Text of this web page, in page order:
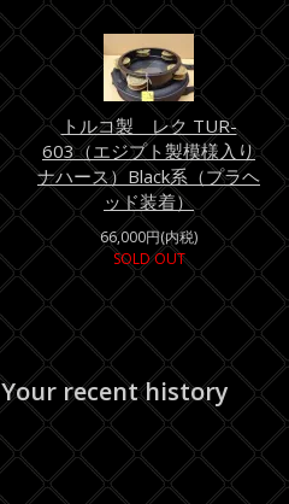
トルコ製 レク TUR-
603（エジプト製模様入り
ナハース）Black系（プラヘ
ッド装着）
66,000円(内税)
SOLD OUT
Your recent history